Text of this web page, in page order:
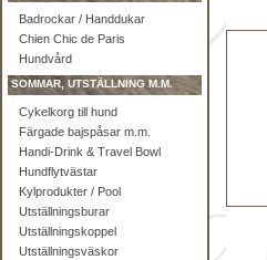
Badrockar / Handdukar
Chien Chic de Paris
Hundvård
SOMMAR, UTSTÄLLNING M.M.
Cykelkorg till hund
Färgade bajspåsar m.m.
Handi-Drink & Travel Bowl
Hundflytvästar
Kylprodukter / Pool
Utställningsburar
Utställningskoppel
Utställningsväskor